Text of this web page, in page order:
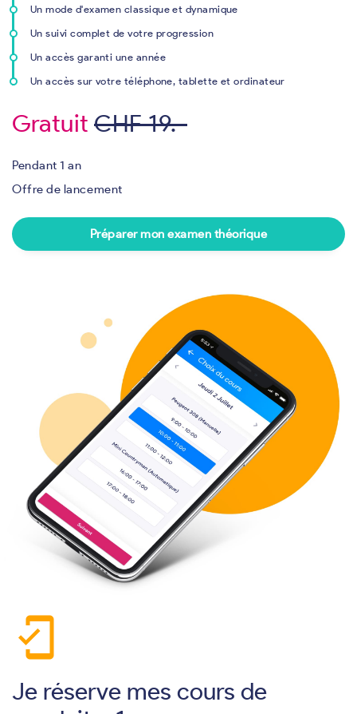
Un mode d'examen classique et dynamique
Un suivi complet de votre progression
Un accès garanti une année
Un accès sur votre téléphone, tablette et ordinateur
Gratuit CHF 19.-
Pendant 1 an
Offre de lancement
Préparer mon examen théorique
mobile_friendly
Je réserve mes cours de